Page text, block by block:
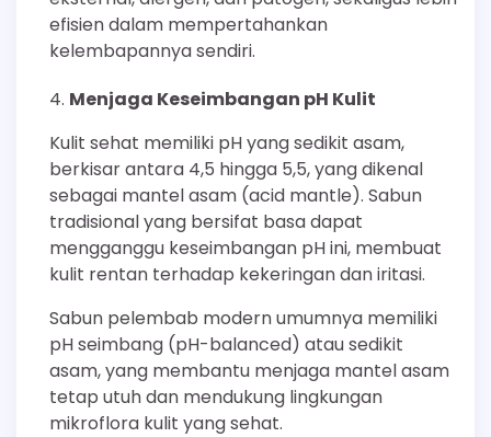
efisien dalam mempertahankan
kelembapannya sendiri.
Menjaga Keseimbangan pH Kulit
Kulit sehat memiliki pH yang sedikit asam,
berkisar antara 4,5 hingga 5,5, yang dikenal
sebagai mantel asam (acid mantle). Sabun
tradisional yang bersifat basa dapat
mengganggu keseimbangan pH ini, membuat
kulit rentan terhadap kekeringan dan iritasi.
Sabun pelembab modern umumnya memiliki
pH seimbang (pH-balanced) atau sedikit
asam, yang membantu menjaga mantel asam
tetap utuh dan mendukung lingkungan
mikroflora kulit yang sehat.